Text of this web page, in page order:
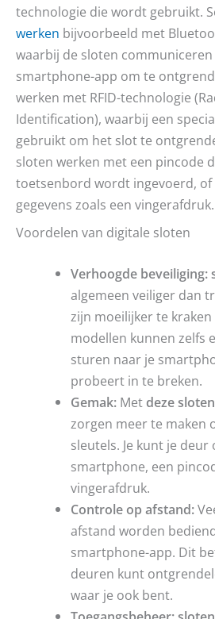
technologie die wordt gebruikt.
werken bijvoorbeeld met
waarbij de sloten
smartphone-app om te
werken met RFID-technologie
Identification), waarbij een
gebruikt om het slot te
sloten werken met een pincode
toetsenbord wordt ingevoerd,
gegevens zoals een vingerafdruk.
Voordelen van digitale sloten
Verhoogde beveiliging:
algemeen veiliger dan
zijn moeilijker te
modellen kunnen zelfs
sturen naar je
probeert in te breken.
Gemak: Met deze sloten
zorgen meer te maken
sleutels. Je kunt je
smartphone, een
vingerafdruk.
Controle op afstand:
afstand worden
smartphone-app. Dit
deuren kunt
waar je ook bent.